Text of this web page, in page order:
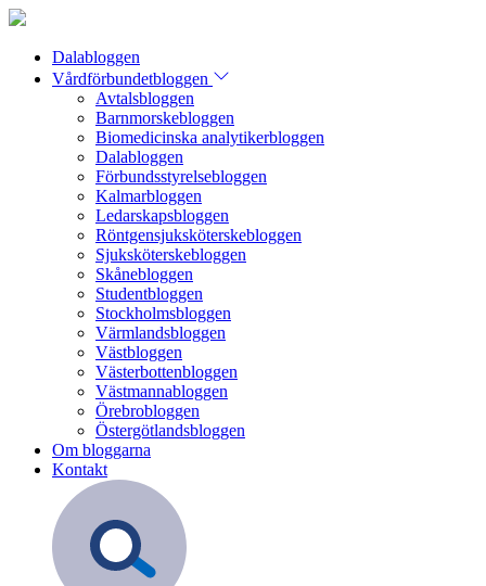
Dalabloggen
Vårdförbundetbloggen
Avtalsbloggen
Barnmorskebloggen
Biomedicinska analytikerbloggen
Dalabloggen
Förbundsstyrelsebloggen
Kalmarbloggen
Ledarskapsbloggen
Röntgensjuksköterskebloggen
Sjuksköterskebloggen
Skånebloggen
Studentbloggen
Stockholmsbloggen
Värmlandsbloggen
Västbloggen
Västerbottenbloggen
Västmannabloggen
Örebrobloggen
Östergötlandsbloggen
Om bloggarna
Kontakt